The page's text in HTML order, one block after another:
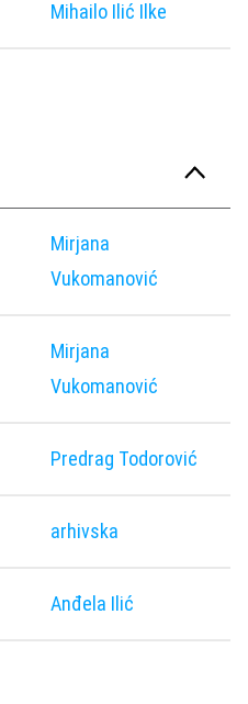
Mihailo Ilić Ilke
Mirjana
Vukomanović
Mirjana
Vukomanović
Predrag Todorović
arhivska
Anđela Ilić